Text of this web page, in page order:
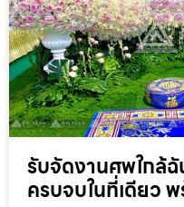
รับจัดงานศพใกล้
ครบจบในที่เดียว